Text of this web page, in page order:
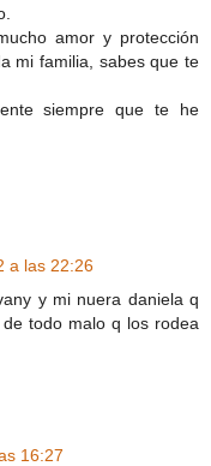
amor y protección
mi familia, sabes que te
siempre que te he
a las 22:26
y mi nuera daniela q
todo malo q los rodea
16:27